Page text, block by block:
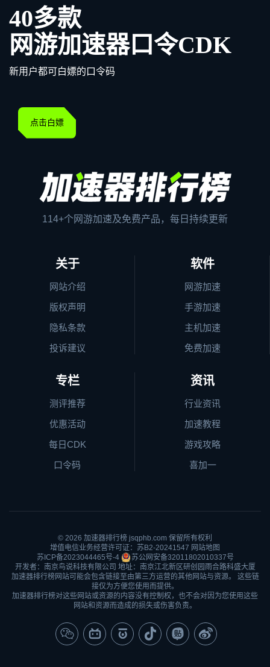
40多款
网游加速器口令CDK
新用户都可白嫖的口令码
点击白嫖
114+个网游加速及免费产品，每日持续更新
关于
网站介绍
版权声明
隐私条款
投诉建议
软件
网游加速
手游加速
主机加速
免费加速
专栏
测评推荐
优惠活动
每日CDK
口令码
资讯
行业资讯
加速教程
游戏攻略
喜加一
© 2026 加速器排行榜 jsqphb.com 保留所有权利
增值电信业务经营许可证：苏B2-20241547 网站地图
苏ICP备2023044465号-4
苏公网安备32011802010337号
开发者：南京鸟说科技有限公司 地址：南京江北新区研创园雨合路科盛大厦
加速器排行榜网站可能会包含链接至由第三方运营的其他网站与资源。 这些链
接仅为方便您使用而提供。
加速器排行榜对这些网站或资源的内容没有控制权，也不会对因为您使用这些
网站和资源而造成的损失或伤害负责。